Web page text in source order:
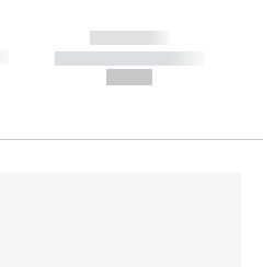
------------
----------- -----------